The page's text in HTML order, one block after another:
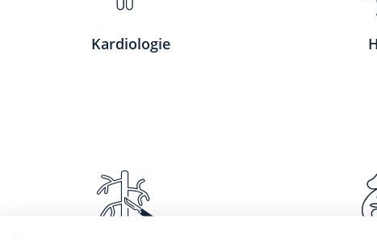
Kardiologie